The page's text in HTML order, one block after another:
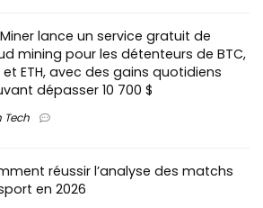
lance un service gratuit de
mining pour les détenteurs de BTC,
et ETH, avec des gains quotidiens
dépasser 10 700 $
Tech
réussir l’analyse des matchs
en 2026